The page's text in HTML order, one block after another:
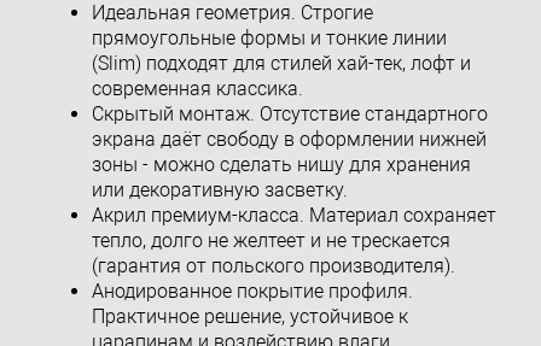
Идеальная геометрия. Строгие
прямоугольные формы и тонкие линии
(Slim) подходят для стилей хай-тек, лофт и
современная классика.
Скрытый монтаж. Отсутствие стандартного
экрана даёт свободу в оформлении нижней
зоны - можно сделать нишу для хранения
или декоративную засветку.
Акрил премиум-класса. Материал сохраняет
тепло, долго не желтеет и не трескается
(гарантия от польского производителя).
Анодированное покрытие профиля.
Практичное решение, устойчивое к